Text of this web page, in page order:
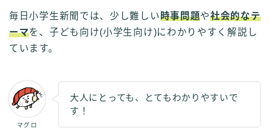
毎日小学生新聞では、少し難しい時事問題や社会的なテ
ーマを、子ども向け(小学生向け)にわかりやすく解説し
ています。
マグロ
大人にとっても、とてもわかりやすいで
す！